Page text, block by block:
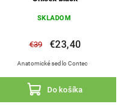
SKLADOM
€39 €23,40
Do košíka
Anatomické sedlo Contec